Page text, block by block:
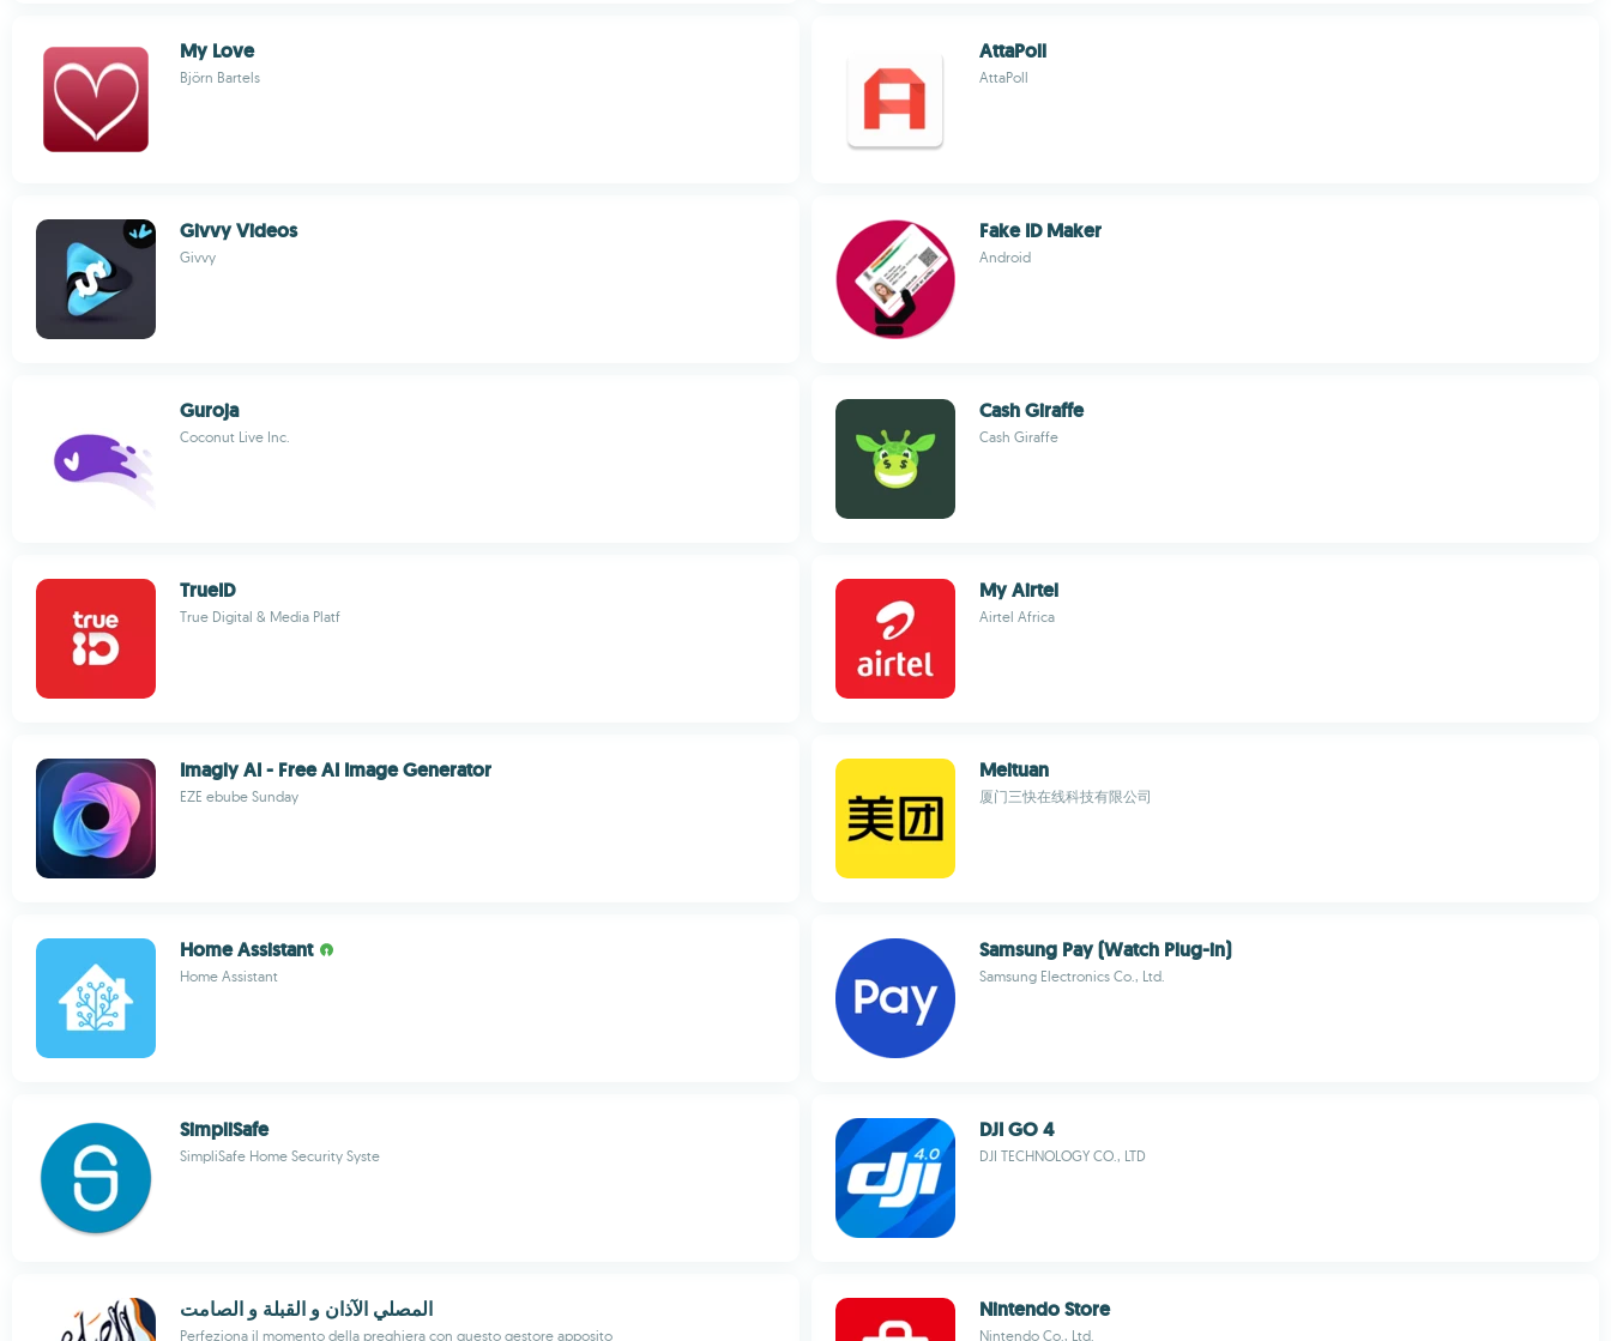
My Love
Björn Bartels
AttaPoll
AttaPoll
Givvy Videos
Givvy
Fake ID Maker
Android
Guroja
Coconut Live Inc.
Cash Giraffe
Cash Giraffe
TrueID
True Digital & Media Platf
My Airtel
Airtel Africa
Imagly AI - Free AI Image Generator
EZE ebube Sunday
Meituan
厦门三快在线科技有限公司
Home Assistant
Home Assistant
Samsung Pay (Watch Plug-in)
Samsung Electronics Co., Ltd.
SimpliSafe
SimpliSafe Home Security Syste
DJI GO 4
DJI TECHNOLOGY CO., LTD
المصلي الآذان و القبلة و الصامت
Perfeziona il momento della preghiera con questo gestore apposito
Nintendo Store
Nintendo Co., Ltd.